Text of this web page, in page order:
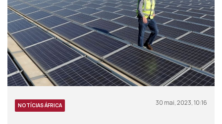
NOTÍCIAS ÁFRICA 30 mai, 2023, 10:16